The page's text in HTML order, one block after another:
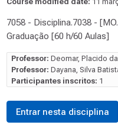
7058 - Disciplina.7038 -
Graduação [60 h/60 Aulas]
Professor: Deomar, Placido
Professor: Dayana, Silva
Participantes inscritos: 1
Entrar nesta disciplina